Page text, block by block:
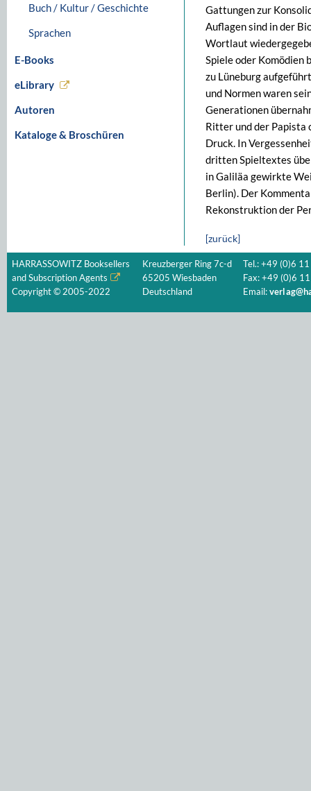
Buch / Kultur / Geschichte
Sprachen
E-Books
eLibrary
Autoren
Kataloge & Broschüren
Gattungen zur
Auflagen sind in der
Wortlaut
Spiele oder Komödien
zu Lüneburg
und Normen waren
Generationen
Ritter und der Papista
Druck. In
dritten Spieltextes
in Galiläa gewirkte
Berlin). Der
Rekonstruktion der
[zurück]
HARRASSOWITZ Booksellers
and Subscription Agents
Copyright © 2005-2022
Kreuzberger Ring 7c-d
65205 Wiesbaden
Deutschland
Tel.: +49 (0)6
Fax: +49 (0)6
Email: